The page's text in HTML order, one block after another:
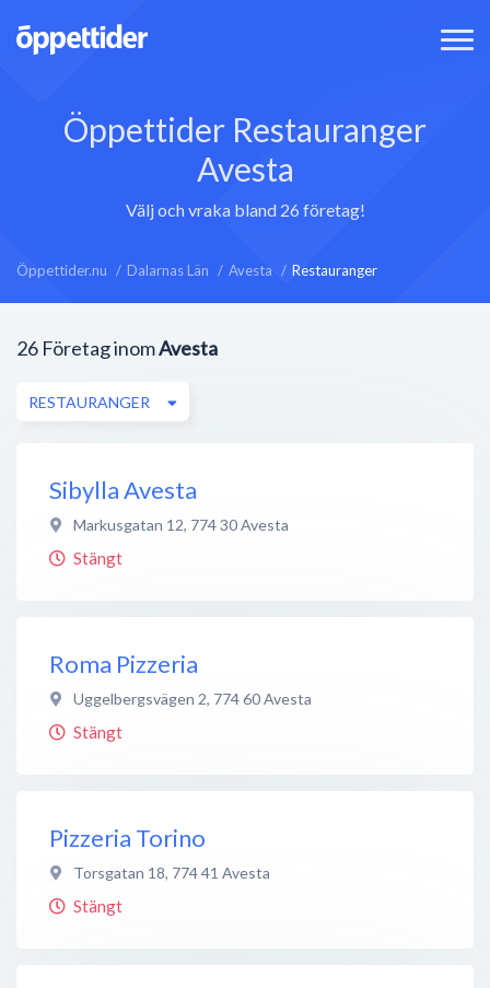
Öppettider Restauranger
Avesta
Välj och vraka bland 26 företag!
Öppettider.nu Dalarnas Län Avesta Restauranger
26 Företag inomAvesta
RESTAURANGER
Sibylla Avesta
Markusgatan 12, 774 30Avesta
Stängt
Roma Pizzeria
Uggelbergsvägen 2, 774 60Avesta
Stängt
Pizzeria Torino
Torsgatan 18, 774 41 Avesta
Stängt